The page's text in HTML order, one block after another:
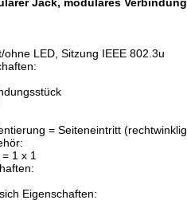
LED, Sitzung IEEE 802.3u
= Seiteneintritt
1 x 1
Eigenschaften: